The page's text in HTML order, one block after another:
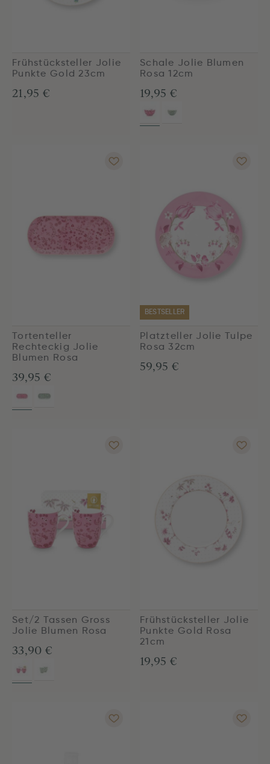
Frühstücksteller Jolie
Punkte Gold 23cm
21,95 €
Schale Jolie Blumen
Rosa 12cm
19,95 €
Tortenteller
Rechteckig Jolie
Blumen Rosa
39,95 €
BESTSELLER
Platzteller Jolie Tulpe
Rosa 32cm
59,95 €
Set/2 Tassen Gross
Jolie Blumen Rosa
33,90 €
Frühstücksteller Jolie
Punkte Gold Rosa
21cm
19,95 €